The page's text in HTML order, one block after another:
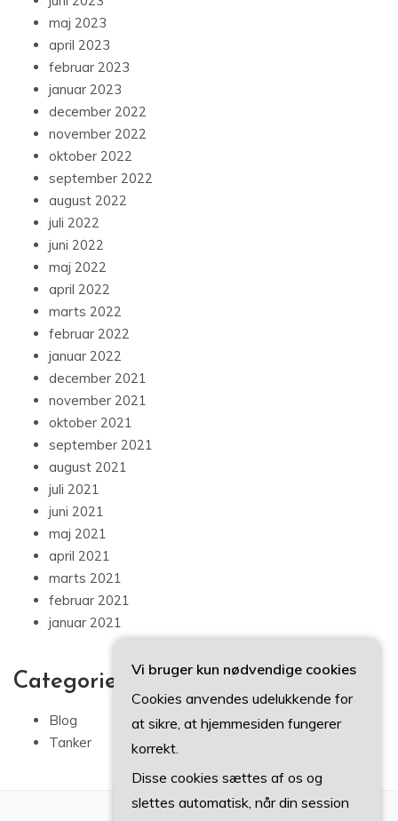
maj 2023
april 2023
februar 2023
januar 2023
december 2022
november 2022
oktober 2022
september 2022
august 2022
juli 2022
juni 2022
maj 2022
april 2022
marts 2022
februar 2022
januar 2022
december 2021
november 2021
oktober 2021
september 2021
august 2021
juli 2021
juni 2021
maj 2021
april 2021
marts 2021
februar 2021
januar 2021
Categories
Blog
Tanker
Vi bruger kun nødvendige cookies
Cookies anvendes udelukkende for
at sikre, at hjemmesiden fungerer
korrekt.
Disse cookies sættes af os og
slettes automatisk, når din session